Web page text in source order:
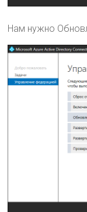
Нам нужно